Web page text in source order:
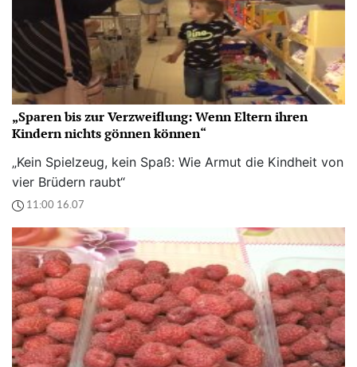
„Sparen bis zur Verzweiflung: Wenn Eltern ihren
Kindern nichts gönnen können“
„Kein Spielzeug, kein Spaß: Wie Armut die Kindheit von
vier Brüdern raubt“
11:00 16.07